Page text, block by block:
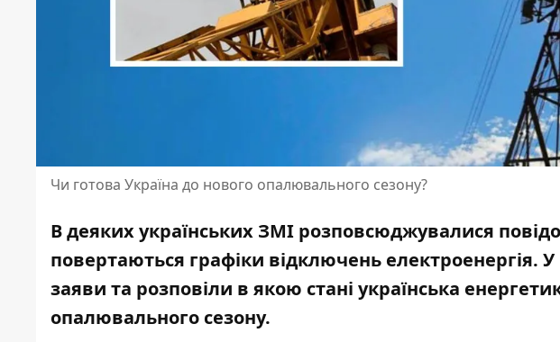
Чи готова Україна до нового опалювального сезону?
В деяких українських ЗМІ розповсюджувалися
повертаються графіки відключень електроенергія. У
заяви та розповіли в якою стані українська
опалювального сезону.